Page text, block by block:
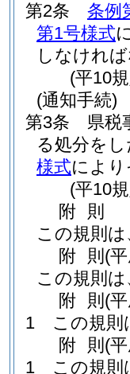
第2条
条例
第1号様式
しなけれ
(平10
(通知手続)
第3条
県税
る処分を
様式によ
(平10
附 則
この規則
附 則 (
この規則
附 則 (
1
この規則
附 則 (
1
この規則